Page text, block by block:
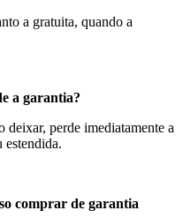
a gratuita, quando a
a garantia?
perde imediatamente a
estendida.
comprar de garantia